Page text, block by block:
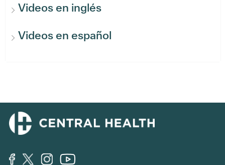
Videos en inglés
Videos en español